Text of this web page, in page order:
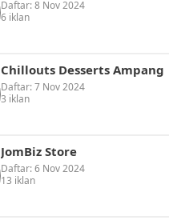
Daftar: 8 Nov 2024
6 iklan
Chillouts Desserts Ampang
Daftar: 7 Nov 2024
3 iklan
JomBiz Store
Daftar: 6 Nov 2024
13 iklan